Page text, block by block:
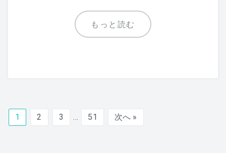
もっと読む
1 2 3 … 51 次へ »